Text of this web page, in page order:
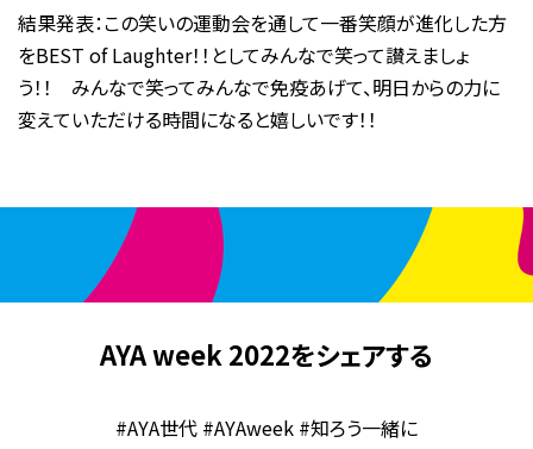
結果発表：この笑いの運動会を通して一番笑顔が進化した方
をBEST of Laughter！！としてみんなで笑って讃えましょ
う！！ みんなで笑ってみんなで免疫あげて、明日からの力に
変えていただける時間になると嬉しいです！！
AYA week 2022をシェアする
#AYA世代 #AYAweek #知ろう一緒に